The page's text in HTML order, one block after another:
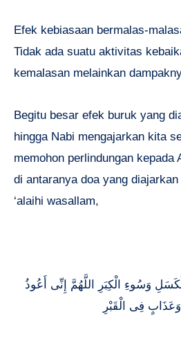
Efek kebiasaan bermalas-
Tidak ada suatu aktivitas
kemalasan melainkan
Begitu besar efek buruk yang
hingga Nabi mengajarkan kita
memohon perlindungan kepada
di antaranya doa yang
‘alaihi wasallam,
وَسُوءِ الْكِبَرِ اللَّهُمَّ إِنِّى أَعُوذُ